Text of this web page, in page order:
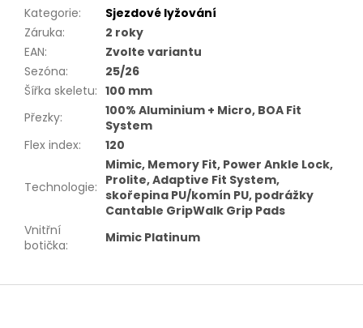
Kategorie:
Sjezdové lyžování
Záruka:
2 roky
EAN:
Zvolte variantu
Sezóna:
25/26
Šířka skeletu: 100 mm
Přezky:
100% Aluminium + Micro, BOA Fit
System
Flex index: 120
Technologie:
Mimic, Memory Fit, Power Ankle Lock,
Prolite, Adaptive Fit System,
skořepina PU/komín PU, podrážky
Cantable GripWalk Grip Pads
Vnitřní
botička: Mimic Platinum
Z